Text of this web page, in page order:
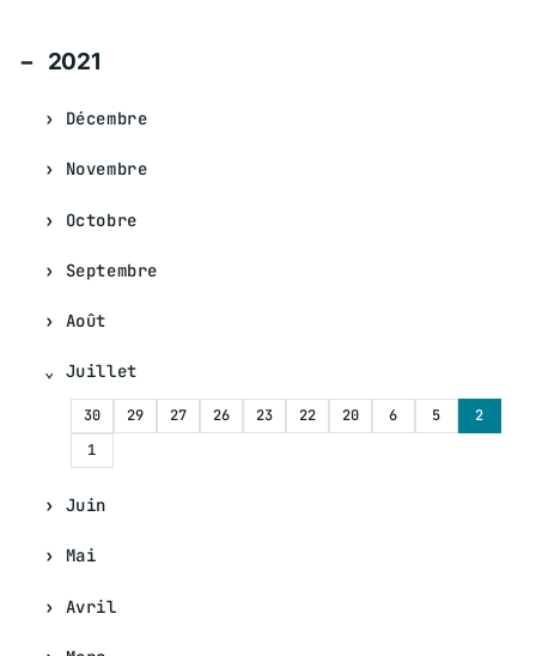
2021
Décembre
Novembre
Octobre
Septembre
Août
Juillet
30 29 27 26 23 22 20 6 5
2
1
Juin
Mai
Avril